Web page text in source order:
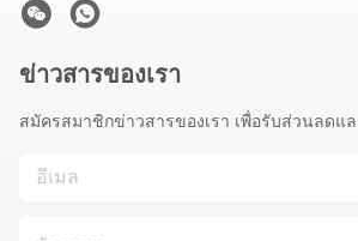
ข่าวสารของเรา
สมัครสมาชิกข่าวสารของเรา เพื่อรับส่วนลดแ